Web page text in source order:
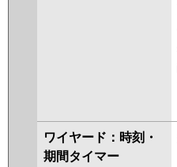
ワイヤード：時刻・
期間タイマー